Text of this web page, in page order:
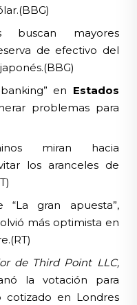
buscan mayores
de efectivo del
en Estados
problemas para
miran hacia
los aranceles de
“La gran apuesta”,
más optimista en
de Third Point LLC,
la votación para
cotizado en Londres